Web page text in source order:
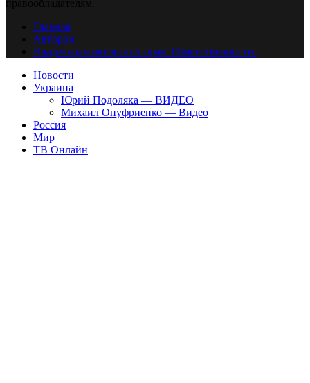
правообладателям.
Главная
Авторам
Владельцам авторских прав. Ответственности.
Новости
Украина
Юрий Подоляка — ВИДЕО
Михаил Онуфриенко — Видео
Россия
Мир
ТВ Онлайн